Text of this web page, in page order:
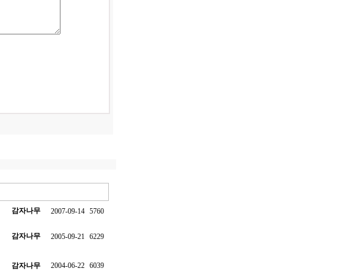
감자나무 2007-09-14 5760
감자나무 2005-09-21 6229
감자나무 2004-06-22 6039